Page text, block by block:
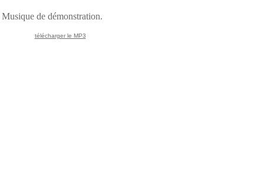
Musique de démonstration.
télécharger le MP3